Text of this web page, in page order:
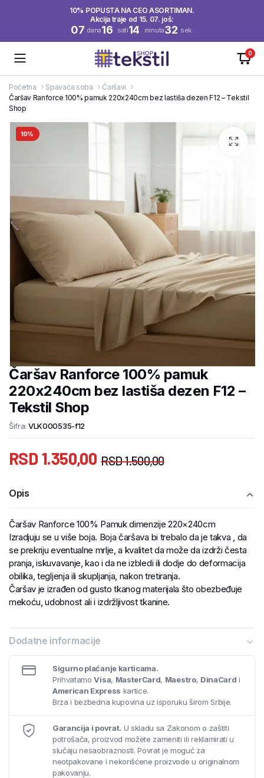
10% POPUSTA NA CEO ASORTIMAN.
Akcija traje od 15. 07. još:
07 dana16 sati14 minuta32 sek.
0
Početna Spavaća soba
Čaršavi
Čaršav Ranforce 100% pamuk 220x240cm bez lastiša dezen F12 – Tekstil
Shop
10%
Čaršav Ranforce 100% pamuk
220x240cm bez lastiša dezen F12 –
Tekstil Shop
Šifra: VLK000535-f12
RSD1.500,00
RSD 1.350,00
Opis
Čaršav Ranforce 100% Pamuk dimenzije 220×240cm
Izradjuju se u više boja. Boja čaršava bi trebalo da je takva , da
se prekriju eventualne mrlje, a kvalitet da može da izdrži česta
pranja, iskuvavanje, kao i da ne izbledi ili dodje do deformacija
obilika, tegljenja ili skupljanja, nakon tretiranja.
Čaršav je izrađen od gusto tkanog materijala što obezbeđuje
mekoću, udobnost ali i izdržljivost tkanine.
Dodatne informacije
Sigurno plaćanje karticama.
PrihvatamoVisa, MasterCard, Maestro, DinaCard i
American Express kartice.
Brza i bezbedna kupovina uz isporuku širom Srbije.
Garancija i povrat. U skladu sa Zakonom o zaštiti
potrošača, proizvod možete zameniti ili reklamirati u
slučaju nesaobraznosti. Povrat je moguć za
neotpakovane i nekorišćene proizvode u originalnom
pakovanju.